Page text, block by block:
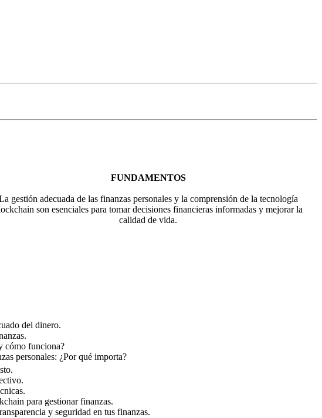
FUNDAMENTOS
gestión adecuada de las finanzas personales y la comprensión de la tecnología
son esenciales para tomar decisiones financieras informadas y mejorar la
calidad de vida.
del dinero.
cómo funciona?
personales: ¿Por qué importa?
para gestionar finanzas.
y seguridad en tus finanzas.